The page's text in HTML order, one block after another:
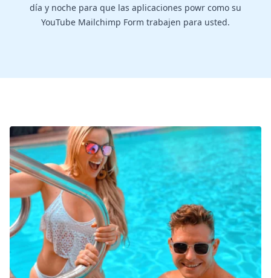
día y noche para que las aplicaciones powr como su
YouTube Mailchimp Form trabajen para usted.